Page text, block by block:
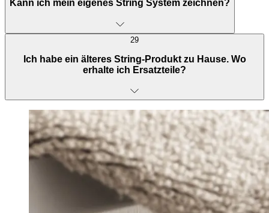
Kann ich mein eigenes String System zeichnen?
29
Ich habe ein älteres String-Produkt zu Hause. Wo
erhalte ich Ersatzteile?